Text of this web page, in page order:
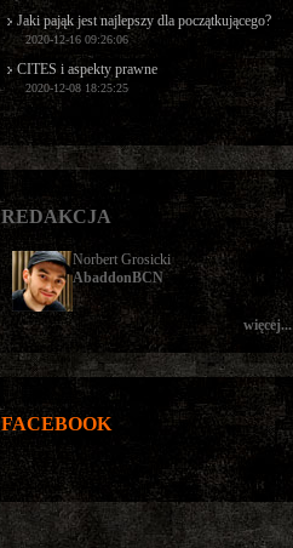
Jaki pająk jest najlepszy dla początkującego?
2020-12-16 09:26:06
CITES i aspekty prawne
2020-12-08 18:25:25
REDAKCJA
Norbert Grosicki
AbaddonBCN
więcej...
FACEBOOK